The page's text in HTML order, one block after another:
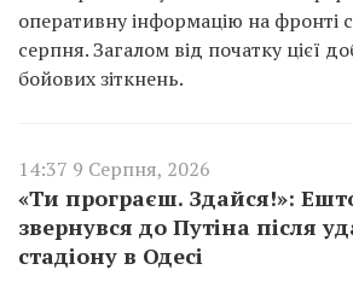
оперативну інформацію на фронті
серпня. Загалом від початку цієї
бойових зіткнень.
14:37 9 Серпня, 2026
«Ти програєш. Здайся!»:
звернувся до Путіна після
стадіону в Одесі